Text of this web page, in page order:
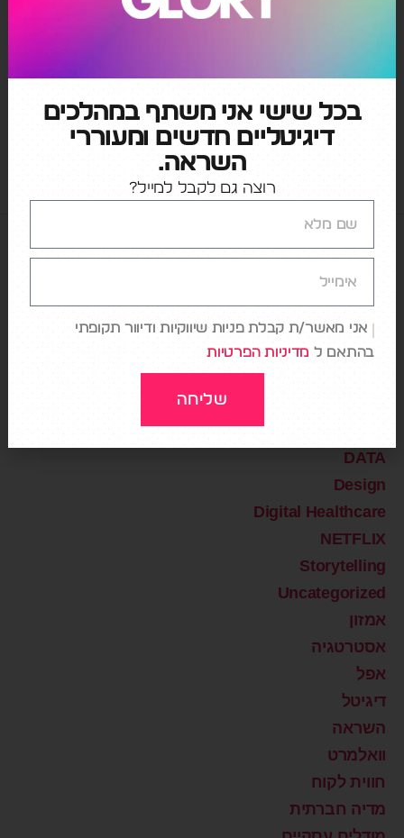
הרבה לפני טכנולוגיות חדשות, שינוי אמיתי מגיע קודם
ולחדש, לבין הטבע האנושי שלרוב פועל בכיוון ההפוך.
אז איך מתגברים על זה?
דיגיטל, חדשנות ,חדשנות דיגיטלית, שיווק,שינוי ,
DATA
Design
Digital Healthcare
NETFLIX
Storytelling
Uncategorized
אמזון
אסטרטגיה
אפל
דיגיטל
השראה
וואלמרט
חווית לקוח
מדיה חברתית
בכל שישי אני משתף במהלכים
דיגיטליים חדשים ומעוררי
השראה.
רוצה גם לקבל למייל?
אני מאשר/ת קבלת פניות שיווקיות ודיוור תקופתי
בהתאם ל מדיניות הפרטיות
שליחה